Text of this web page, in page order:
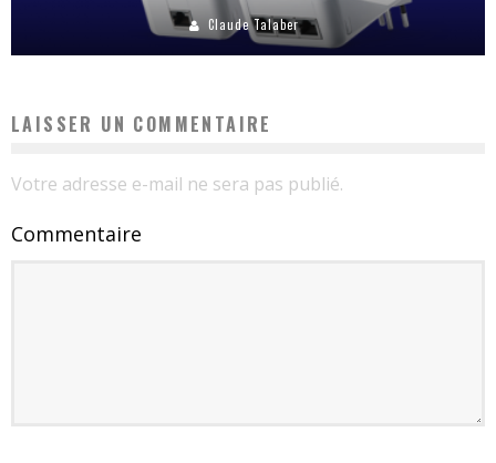
Claude Talaber
LAISSER UN COMMENTAIRE
Votre adresse e-mail ne sera pas publié.
Commentaire